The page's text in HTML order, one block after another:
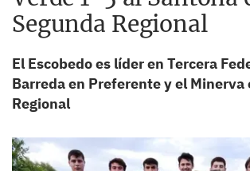
Segunda Regional
El Escobedo es líder en Tercera
Barreda en Preferente y el Minerva
Regional